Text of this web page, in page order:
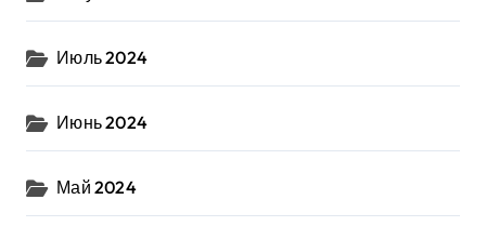
Июль 2024
Июнь 2024
Май 2024